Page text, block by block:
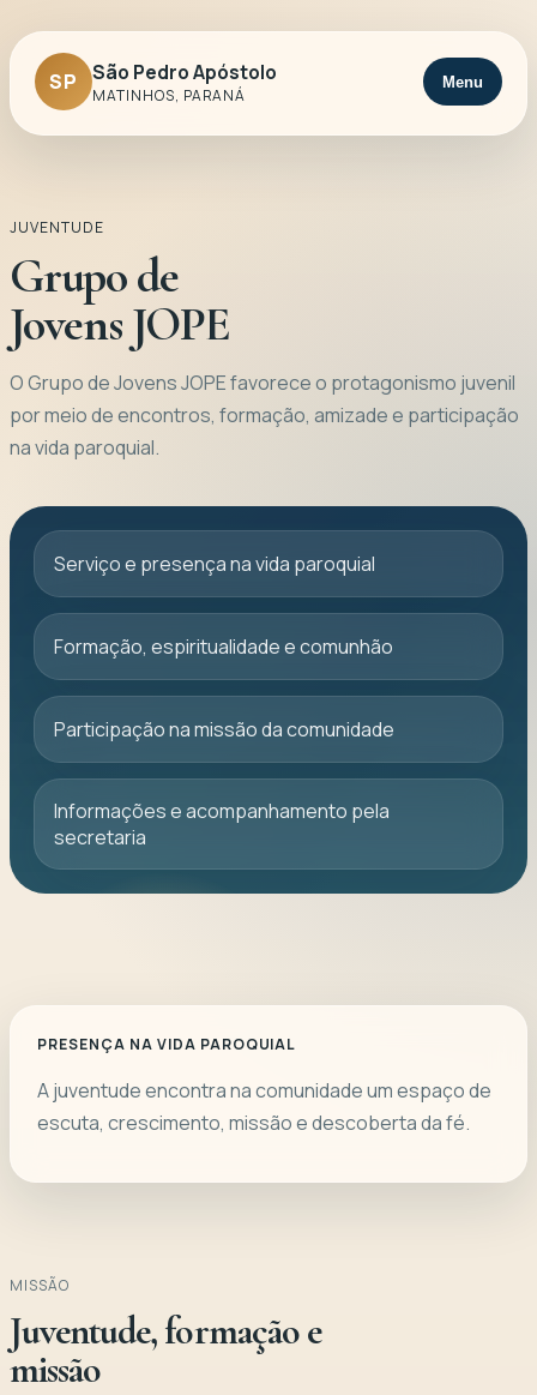
SP São Pedro Apóstolo
MATINHOS, PARANÁ
Menu
JUVENTUDE
Grupo de
Jovens JOPE
O Grupo de Jovens JOPE favorece o protagonismo juvenil
por meio de encontros, formação, amizade e participação
na vida paroquial.
Serviço e presença na vida paroquial
Formação, espiritualidade e comunhão
Participação na missão da comunidade
Informações e acompanhamento pela
secretaria
PRESENÇA NA VIDA PAROQUIAL
A juventude encontra na comunidade um espaço de
escuta, crescimento, missão e descoberta da fé.
MISSÃO
Juventude, formação e
missão